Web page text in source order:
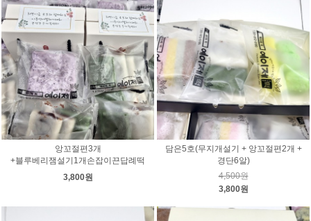
앙꼬절편3개
+블루베리잼설기1개손잡이끈답례떡
3,800원
담은5호(무지개설기 + 앙꼬절편2개 +
경단6알)
4,500원
3,800원